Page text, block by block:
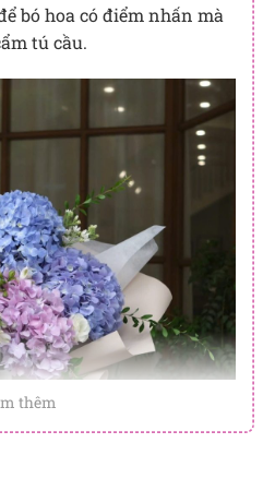
bó hoa có điểm nhấn mà
tú cầu.
thêm